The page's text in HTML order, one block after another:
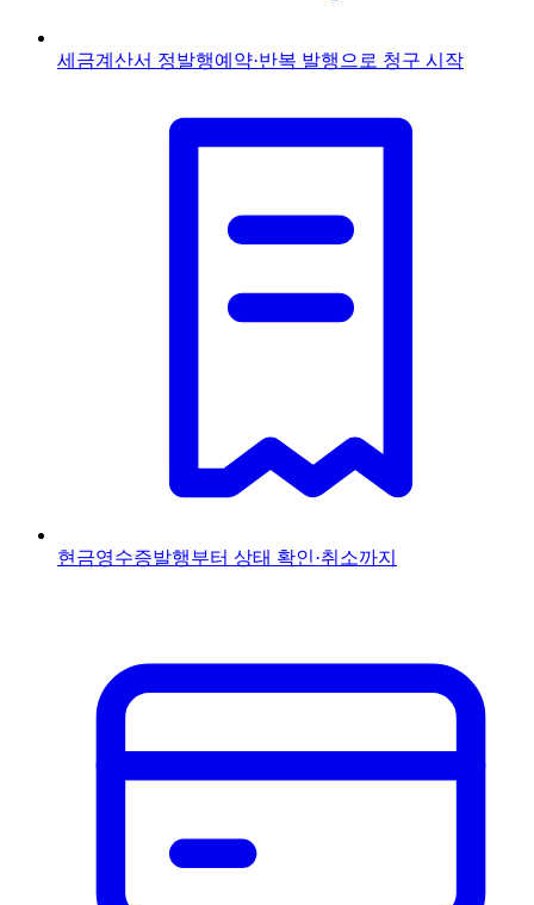
세금계산서 정발행예약·반복 발행으로 청구 시작
현금영수증발행부터 상태 확인·취소까지